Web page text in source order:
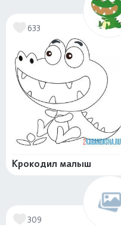
633
Крокодил малыш
309